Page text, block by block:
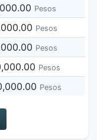
Pesos
Pesos
Pesos
Pesos
Pesos